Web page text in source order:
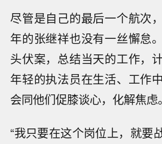
尽管是自己的最后一个航次
年的张继祥也没有一丝懈怠
头伏案，总结当天的工作，
年轻的执法员在生活、工作
会同他们促膝谈心，化解焦虑。
“我只要在这个岗位上，就要